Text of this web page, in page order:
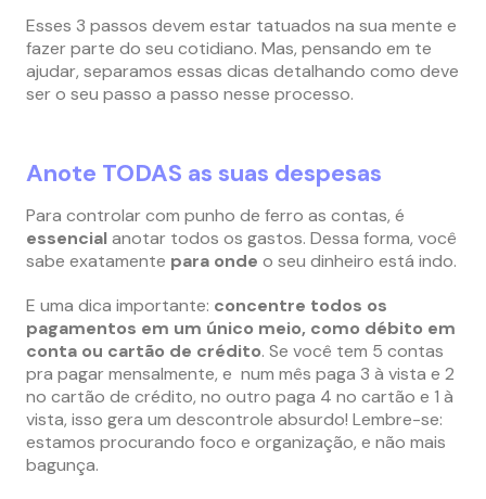
Esses 3 passos devem estar tatuados na sua mente e
fazer parte do seu cotidiano. Mas, pensando em te
ajudar, separamos essas dicas detalhando como deve
ser o seu passo a passo nesse processo.
Anote TODAS as suas despesas
Para controlar com punho de ferro as contas, é
essencialanotar todos os gastos. Dessa forma, você
sabe exatamente para onde o seu dinheiro está indo.
E uma dica importante: concentre todos os
pagamentos em um único meio, como débito em
conta ou cartão de crédito. Se você tem 5 contas
pra pagar mensalmente, e num mês paga 3 à vista e 2
no cartão de crédito, no outro paga 4 no cartão e 1 à
vista, isso gera um descontrole absurdo! Lembre-se:
estamos procurando foco e organização, e não mais
bagunça.